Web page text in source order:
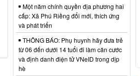
Một năm chính quyền địa phương hai
cấp: Xã Phú Riềng đổi mới, thích ứng
và phát triển
THÔNG BÁO: Phụ huynh hãy đưa trẻ
từ 06 đến dưới 14 tuổi đi làm căn cước
và định danh điện tử VNeID trong dịp
hè